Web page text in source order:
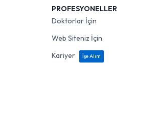
PROFESYONELLER
Doktorlar İçin
Web Siteniz İçin
Kariyer
İşe Alım